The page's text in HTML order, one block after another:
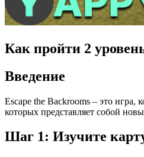
Как пройти 2
Введение
Escape the Backrooms – это
которых представляет собой
Шаг 1: Изучите